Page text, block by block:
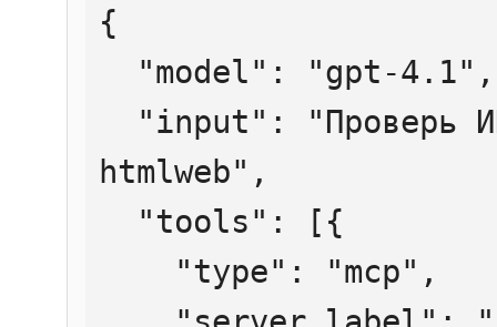
{
htmlweb",